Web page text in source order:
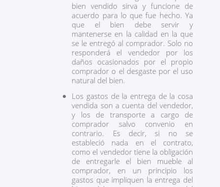
bien vendido sirva y funcione de
acuerdo para lo que fue hecho. Ya
que el bien debe servir y
mantenerse en la calidad en la que
se le entregó al comprador. Solo no
responderá el vendedor por los
daños ocasionados por el propio
comprador o el desgaste por el uso
natural del bien.
Los gastos de la entrega de la cosa
vendida son a cuenta del vendedor,
y los de transporte a cargo de
comprador salvo convenio en
contrario. Es decir, si no se
estableció nada en el contrato,
como el vendedor tiene la obligación
de entregarle el bien mueble al
comprador, en un principio los
gastos que impliquen la entrega del